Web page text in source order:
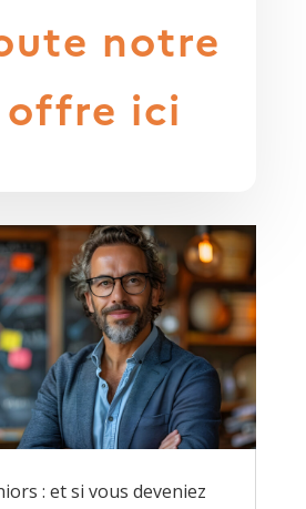
notre
offre ici
: et si vous deveniez